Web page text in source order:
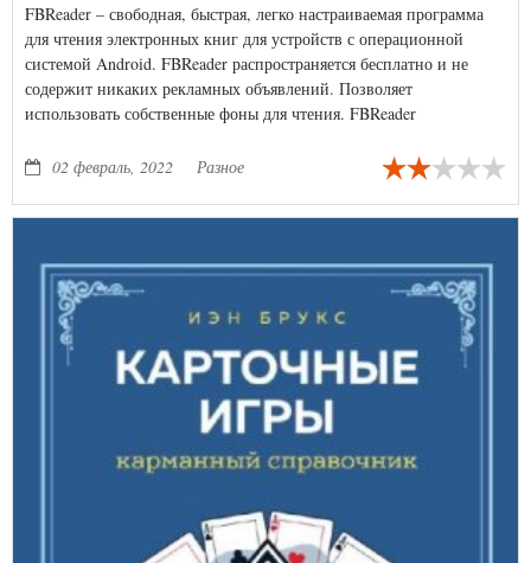
FBReader – свободная, быстрая, легко настраиваемая программа
для чтения электронных книг для устройств с операционной
системой Android. FBReader распространяется бесплатно и не
содержит никаких рекламных объявлений. Позволяет
использовать собственные фоны для чтения. FBReader
02 февраль, 2022
Разное